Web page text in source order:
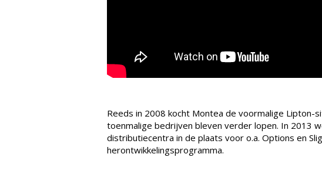
Reeds in 2008 kocht Montea de voormalige Lipton-
toenmalige bedrijven bleven verder lopen. In 2013
distributiecentra in de plaats voor o.a. Options en
herontwikkelingsprogramma.